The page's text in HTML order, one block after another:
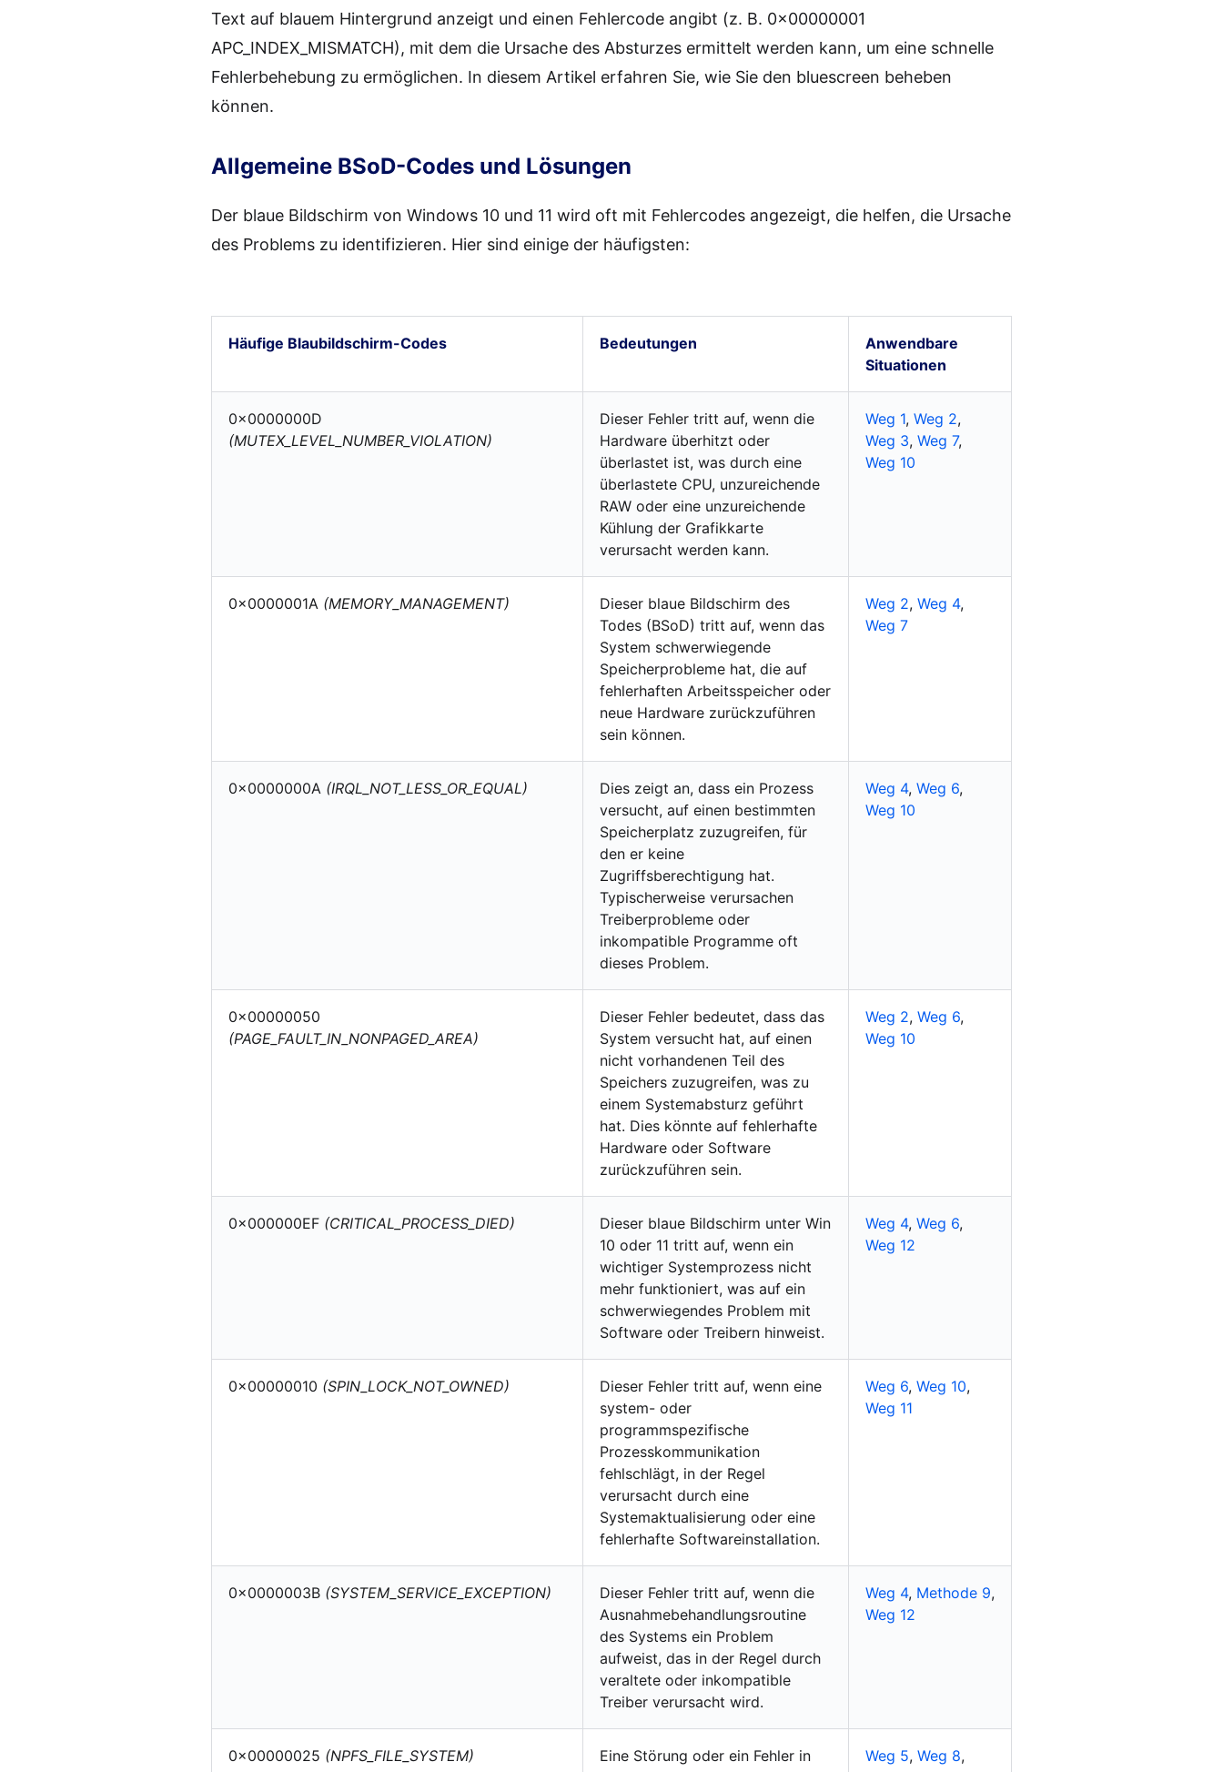
Text auf blauem Hintergrund anzeigt und einen Fehlercode angibt (z. B. 0x00000001
APC_INDEX_MISMATCH), mit dem die Ursache des Absturzes ermittelt werden kann, um eine schnelle
Fehlerbehebung zu ermöglichen. In diesem Artikel erfahren Sie, wie Sie den bluescreen beheben
können.
Allgemeine BSoD-Codes und Lösungen
Der blaue Bildschirm von Windows 10 und 11 wird oft mit Fehlercodes angezeigt, die helfen, die Ursache
des Problems zu identifizieren. Hier sind einige der häufigsten:
Häufige Blaubildschirm-Codes Bedeutungen
Anwendbare
Situationen
0x0000000D
(MUTEX_LEVEL_NUMBER_VIOLATION)
Dieser Fehler tritt auf, wenn die
Hardware überhitzt oder
überlastet ist, was durch eine
überlastete CPU, unzureichende
RAW oder eine unzureichende
Kühlung der Grafikkarte
verursacht werden kann.
Weg 1, Weg 2,
Weg 3, Weg 7,
Weg 10
0x0000001A (MEMORY_MANAGEMENT)
Dieser blaue Bildschirm des
Todes (BSoD) tritt auf, wenn das
System schwerwiegende
Speicherprobleme hat, die auf
fehlerhaften Arbeitsspeicher oder
neue Hardware zurückzuführen
sein können.
Weg 2, Weg 4,
Weg 7
0x0000000A (IRQL_NOT_LESS_OR_EQUAL)
Dies zeigt an, dass ein Prozess
versucht, auf einen bestimmten
Speicherplatz zuzugreifen, für
den er keine
Zugriffsberechtigung hat.
Typischerweise verursachen
Treiberprobleme oder
inkompatible Programme oft
dieses Problem.
Weg 4, Weg 6,
Weg 10
0x00000050
(PAGE_FAULT_IN_NONPAGED_AREA)
Dieser Fehler bedeutet, dass das
System versucht hat, auf einen
nicht vorhandenen Teil des
Speichers zuzugreifen, was zu
einem Systemabsturz geführt
hat. Dies könnte auf fehlerhafte
Hardware oder Software
zurückzuführen sein.
Weg 2, Weg 6,
Weg 10
0x000000EF (CRITICAL_PROCESS_DIED)
Dieser blaue Bildschirm unter Win
10 oder 11 tritt auf, wenn ein
wichtiger Systemprozess nicht
mehr funktioniert, was auf ein
schwerwiegendes Problem mit
Software oder Treibern hinweist.
Weg 4, Weg 6,
Weg 12
0x00000010 (SPIN_LOCK_NOT_OWNED)
Dieser Fehler tritt auf, wenn eine
system- oder
programmspezifische
Prozesskommunikation
fehlschlägt, in der Regel
verursacht durch eine
Systemaktualisierung oder eine
fehlerhafte Softwareinstallation.
Weg 6, Weg 10,
Weg 11
0x0000003B (SYSTEM_SERVICE_EXCEPTION)
Dieser Fehler tritt auf, wenn die
Ausnahmebehandlungsroutine
des Systems ein Problem
aufweist, das in der Regel durch
veraltete oder inkompatible
Treiber verursacht wird.
Weg 4, Methode 9,
Weg 12
0x00000025 (NPFS_FILE_SYSTEM)
Eine Störung oder ein Fehler in
Weg 5, Weg 8,